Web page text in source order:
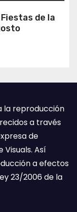
de la
la reproducción
a través
de
Visuals. Así
a efectos
23/2006 de la